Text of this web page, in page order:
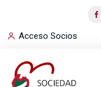
Acceso Socios